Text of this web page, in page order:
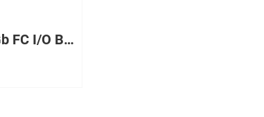
16-port 4/2/1Gb FC I/O Blade